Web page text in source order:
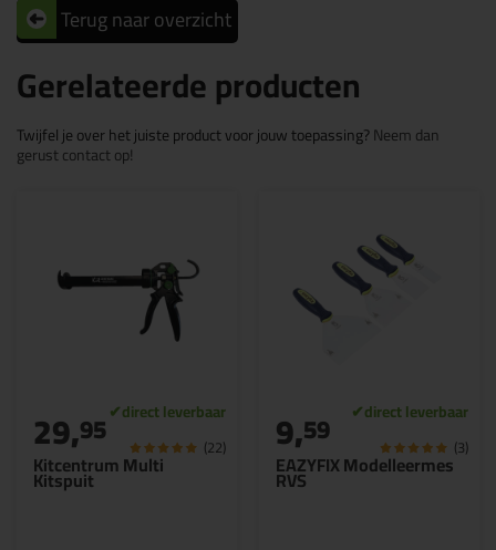
Terug naar overzicht
Gerelateerde producten
Twijfel je over het juiste product voor jouw toepassing?Neem dan
gerust contact op!
Kitcentrum Multi
Kitspuit
29,95 (22)
EAZYFIX Modelleermes
RVS
9,59 (3)